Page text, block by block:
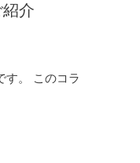
介
す。 このコラ